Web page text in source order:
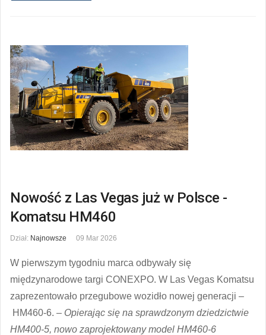
Nowość z Las Vegas już w Polsce -
Komatsu HM460
Dział: Najnowsze 09 Mar 2026
W pierwszym tygodniu marca odbywały się
międzynarodowe targi CONEXPO. W Las Vegas Komatsu
zaprezentowało przegubowe wozidło nowej generacji –
HM460-6. – Opierając się na sprawdzonym dziedzictwie
HM400-5, nowo zaprojektowany model HM460-6